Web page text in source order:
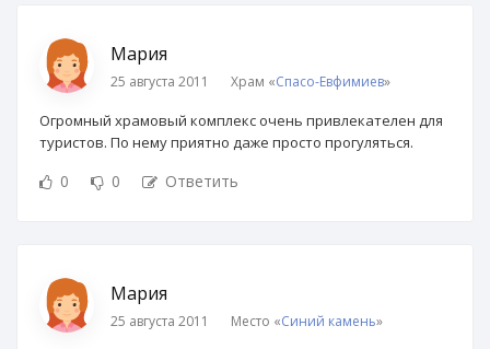
Мария
25 августа 2011 Храм «Спасо-Евфимиев»
Огромный храмовый комплекс очень привлекателен для
туристов. По нему приятно даже просто прогуляться.
0 0 Ответить
Мария
25 августа 2011 Место «Синий камень»